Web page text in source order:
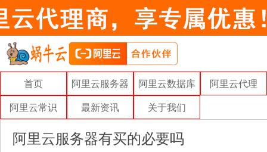
首页 阿里云服务器 阿里云数据库 阿里云代理
阿里云常识 最新资讯 关于我们
阿里云服务器有买的必要吗